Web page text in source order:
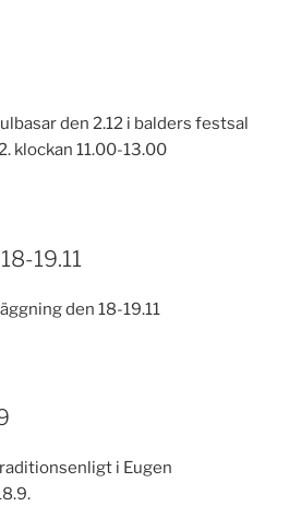
den 2.12 i balders festsal
klockan 11.00-13.00
19.11
den 18-19.11
i Eugen